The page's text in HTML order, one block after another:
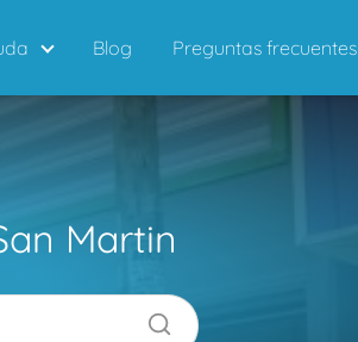
Blog Preguntas frecuentes
Martin